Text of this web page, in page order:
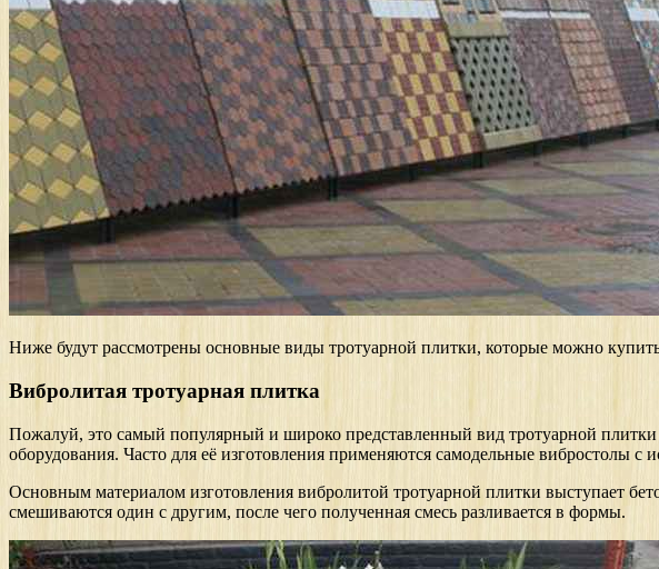
Ниже будут рассмотрены основные виды тротуарной плитки, которые можно
Вибролитая тротуарная плитка
Пожалуй, это самый популярный и широко представленный вид тротуарной плитки
оборудования. Часто для её изготовления применяются самодельные вибростолы с
Основным материалом изготовления вибролитой тротуарной плитки выступает
смешиваются один с другим, после чего полученная смесь разливается в формы.